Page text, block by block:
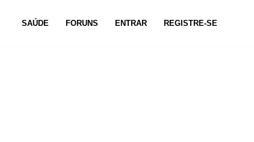
SAÚDE FORUNS ENTRAR REGISTRE-SE